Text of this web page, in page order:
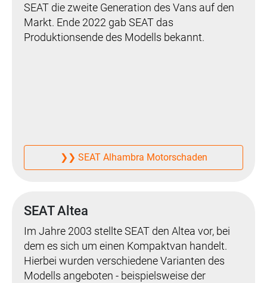
SEAT die zweite Generation des Vans auf den
Markt. Ende 2022 gab SEAT das
Produktionsende des Modells bekannt.
❯❯ SEAT Alhambra Motorschaden
SEAT Altea
Im Jahre 2003 stellte SEAT den Altea vor, bei
dem es sich um einen Kompaktvan handelt.
Hierbei wurden verschiedene Varianten des
Modells angeboten - beispielsweise der